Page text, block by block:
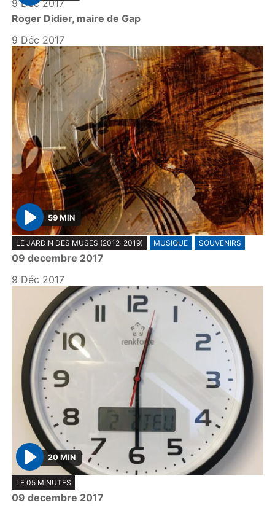
9 Déc 2017
P
l
a
y
Roger Didier, maire de Gap
9 Déc 2017
P
l
a
y
59 MIN
LE JARDIN DES MUSES (2012-2019) MUSIQUE SOUVENIRS
09 decembre 2017
9 Déc 2017
P
l
a
20 MIN
LE 05 MINUTES
09 decembre 2017